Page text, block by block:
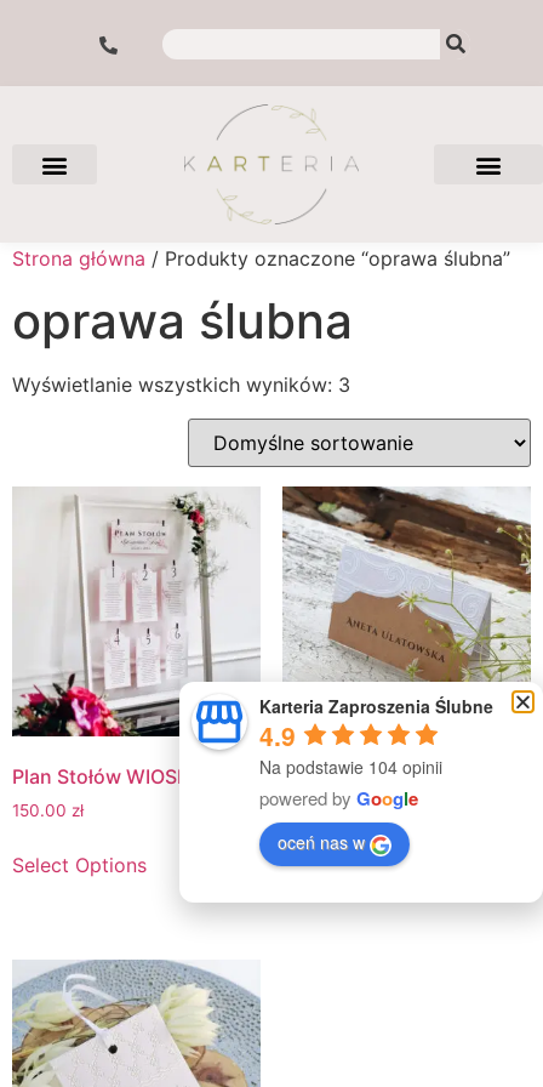
Strona główna / Produkty oznaczone “oprawa ślubna”
oprawa ślubna
Wyświetlanie wszystkich wyników: 3
Plan Stołów WIOSNA
150.00 zł
Select Options
Winietki RUSTIC
GLAMOUR
2.00
Karteria Zaproszenia Ślubne
4.9
Na podstawie 104 opinii
powered by Google
oceń nas w